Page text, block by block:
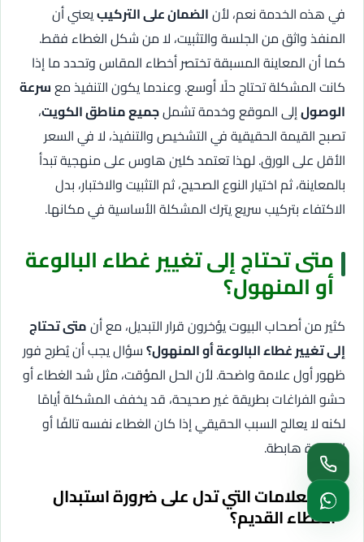
في هذه الخدمة نعم، لأنالضمان على التركيبيعني أن
المنفذ واثق من الجلسة والتثبيت، لا من شكل الغطاء فقط.
كما أن المعاينة المسبقة تختصر أخطاء المقاس وتحدد ما إذا
كانت المشكلة تحتاج حلًا أوسع. وعندما يكون التنفيذ معسرعة
الوصولإلى الموقع وخدمة تشملجميع مناطق الكويت،
تصبح القيمة الحقيقية في التشخيص والتنفيذ، لا في السعر
الأقل على الورق. لهذا تعتمد كلين هاوس على منهجية تبدأ
بالمعاينة، ثم اختيار النوع الصحيح، ثم التثبيت والاختبار، بدل
الاكتفاء بتركيب سريع يترك المشكلة الأساسية في مكانها.
متى تحتاج إلى تغيير غطاء البالوعة
أو المنهول؟
كثير من أصحاب البيوت يؤخرون قرار التبديل، مع أنمتى تحتاج
إلى تغيير غطاء البالوعة أو المنهول؟سؤال يجب أن يُطرح فور
ظهور أول علامة واضحة. لأن الحل المؤقت، مثل شد الغطاء أو
حشو الفراغات بطريقة غير صحيحة، قد يخفف المشكلة أيامًا
لكنه لا يعالج السبب الحقيقي إذا كان الغطاء نفسه تالفًا أو
القاعدة هابطة.
ما العلامات التي تدل على ضرورة استبدال
الغطاء القديم؟